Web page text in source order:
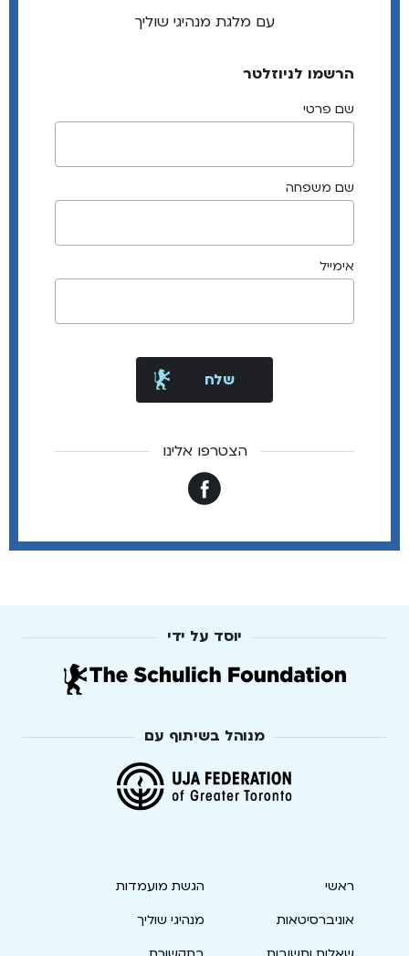
עם מלגת מנהיגי שוליך
הרשמו לניוזלטר
שם פרטי
שם משפחה
אימייל
הצטרפו אלינו
יוסד על ידי
מנוהל בשיתוף עם
ראשי
הגשת מועמדות
אוניברסיטאות
מנהיגי שוליך